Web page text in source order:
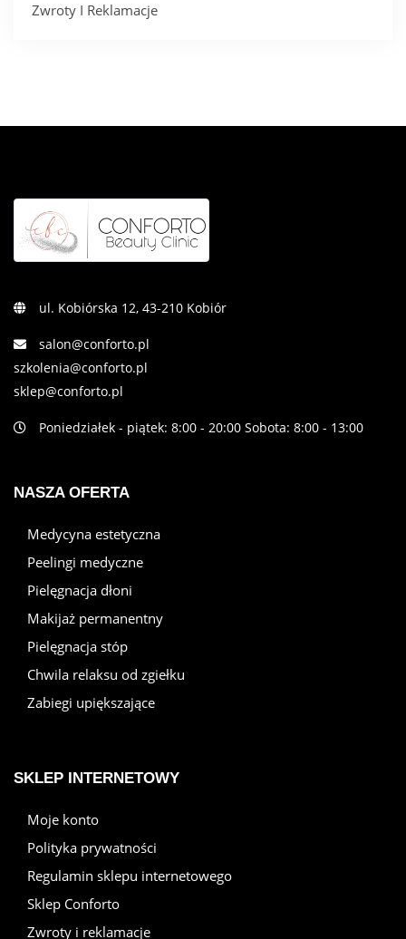
Zwroty I Reklamacje
ul. Kobiórska 12, 43-210 Kobiór
salon@conforto.pl
szkolenia@conforto.pl
sklep@conforto.pl
Poniedziałek - piątek: 8:00 - 20:00 Sobota: 8:00 - 13:00
NASZA OFERTA
Medycyna estetyczna
Peelingi medyczne
Pielęgnacja dłoni
Makijaż permanentny
Pielęgnacja stóp
Chwila relaksu od zgiełku
Zabiegi upiększające
SKLEP INTERNETOWY
Moje konto
Polityka prywatności
Regulamin sklepu internetowego
Sklep Conforto
Zwroty i reklamacje